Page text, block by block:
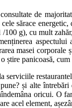
de
sărace
100 g), cu mult
aspectului
masei
știre panicoasă,
serviciile
și alte
oricui. O
acel element,